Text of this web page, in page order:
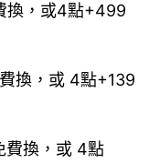
換，或4點+499
換，或 4點+139
費換，或 4點